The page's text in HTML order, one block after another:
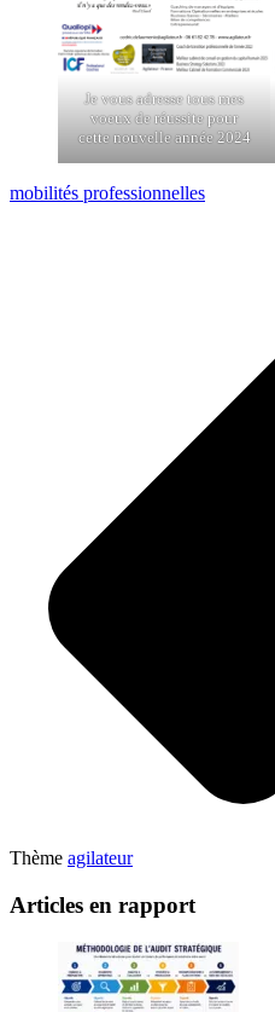
Je vous adresse tous mes
voeux de réussite pour
cette nouvelle année 2024
mobilités professionnelles
Thème agilateur
Articles en rapport